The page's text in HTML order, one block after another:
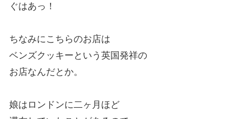
ぐはあっ！
ちなみにこちらのお店は
ベンズクッキーという英国発祥の
お店なんだとか。
娘はロンドンに二ヶ月ほど